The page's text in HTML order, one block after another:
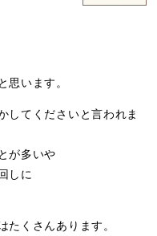
思います。
してくださいと言われま
が多いや
しに
たくさんあります。